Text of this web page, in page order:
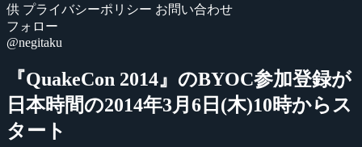
供 プライバシーポリシー お問い合わせ
フォロー
@negitaku
『QuakeCon 2014』のBYOC参加登録が
日本時間の2014年3月6日(木)10時からス
タート